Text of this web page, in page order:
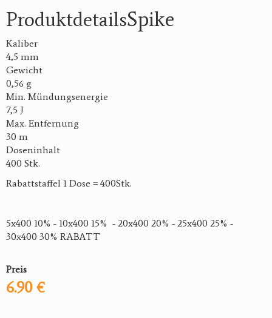
ProduktdetailsSpike
Kaliber
4,5 mm
Gewicht
0,56 g
Min. Mündungsenergie
7,5 J
Max. Entfernung
30 m
Doseninhalt
400 Stk.
Rabattstaffel 1 Dose = 400Stk.
5x400 10% - 10x400 15% - 20x400 20% - 25x400 25% -
30x400 30% RABATT
Preis
6.90 €